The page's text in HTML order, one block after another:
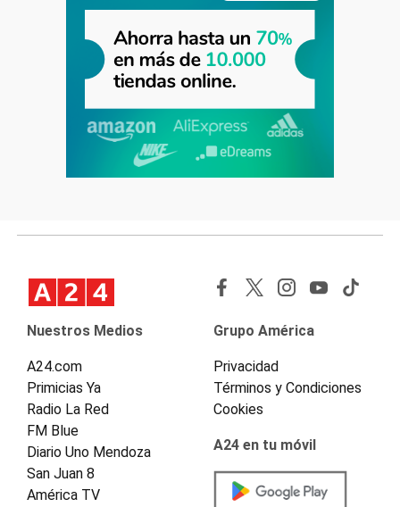
Nuestros Medios
A24.com
Primicias Ya
Radio La Red
FM Blue
Diario Uno Mendoza
San Juan 8
América TV
Grupo América
Privacidad
Términos y Condiciones
Cookies
A24 en tu móvil